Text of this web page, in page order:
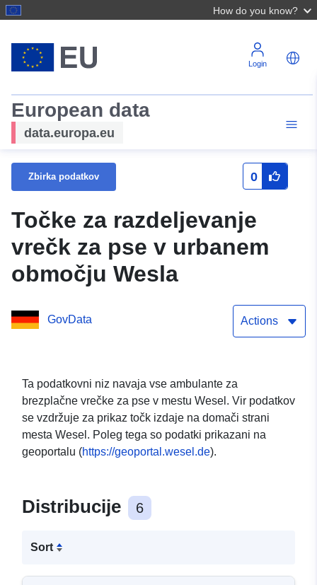
How do you know?
Login
European data
data.europa.eu
Zbirka podatkov 0
Točke za razdeljevanje
vrečk za pse v urbanem
območju Wesla
GovData Actions
Ta podatkovni niz navaja vse ambulante za
brezplačne vrečke za pse v mestu Wesel. Vir podatkov
se vzdržuje za prikaz točk izdaje na domači strani
mesta Wesel. Poleg tega so podatki prikazani na
geoportalu (https://geoportal.wesel.de).
Distribucije 6
Sort